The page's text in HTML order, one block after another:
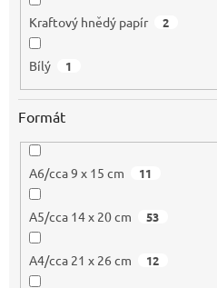
Kraftový hnědý papír 2
Bílý 1
Formát
A6/cca 9 x 15 cm 11
A5/cca 14 x 20 cm 53
A4/cca 21 x 26 cm 12